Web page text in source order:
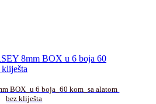
BOX_u 6 boja_60 kom_sa alatom
bez kliješta